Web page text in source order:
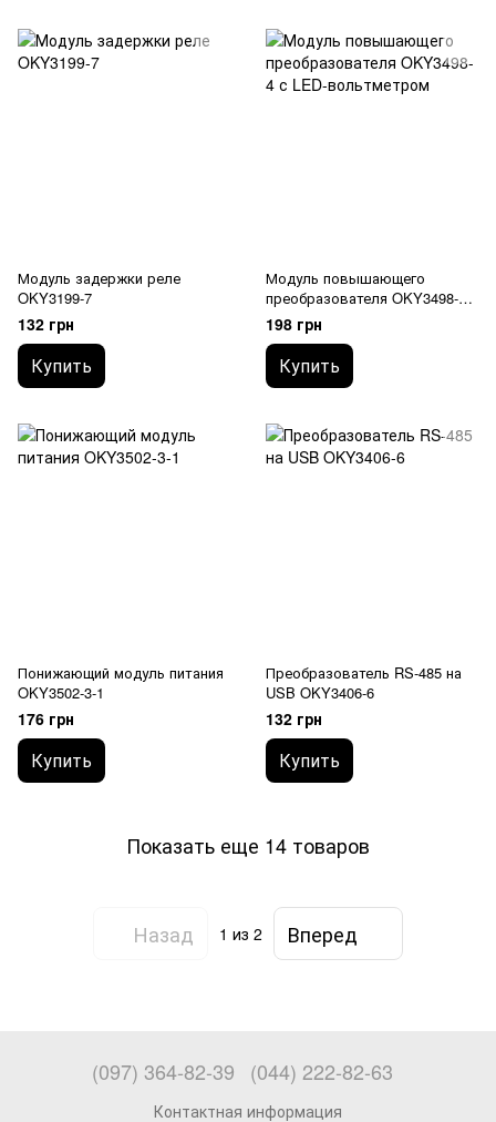
Модуль задержки реле
OKY3199-7
132 грн
Купить
Модуль повышающего
преобразователя OKY3498-4 с
LED-вольтметром
198 грн
Купить
Понижающий модуль питания
OKY3502-3-1
176 грн
Купить
Преобразователь RS-485 на
USB OKY3406-6
132 грн
Купить
Показать еще 14 товаров
Назад 1 из 2 Вперед
(097) 364-82-39 (044) 222-82-63
Контактная информация